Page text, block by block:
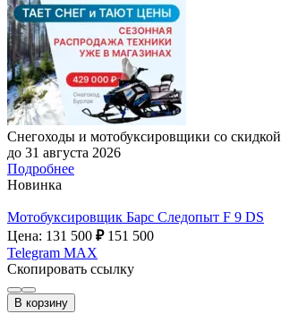
Снегоходы и мотобуксировщики со скидкой
до 31 августа 2026
Подробнее
Новинка
Мотобуксировщик Барс Следопыт F 9 DS
Цена: 131 500 ₽ 151 500
Telegram MAX
Скопировать ссылку
В корзину